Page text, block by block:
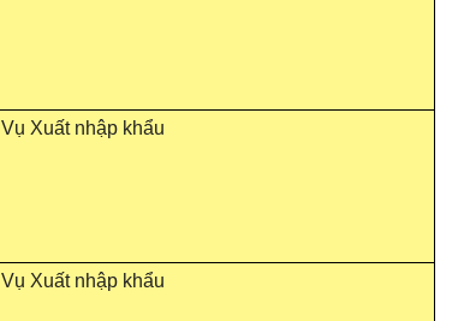
Vụ Xuất nhập khẩu
Vụ Xuất nhập khẩu